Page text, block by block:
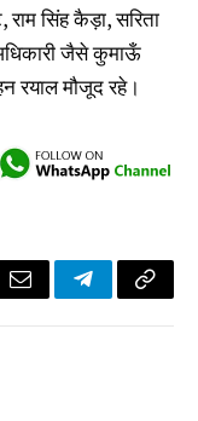
राम सिंह कैड़ा, सरिता
जैसे कुमाऊँ
रयाल मौजूद रहे।
Email TelegramCopy